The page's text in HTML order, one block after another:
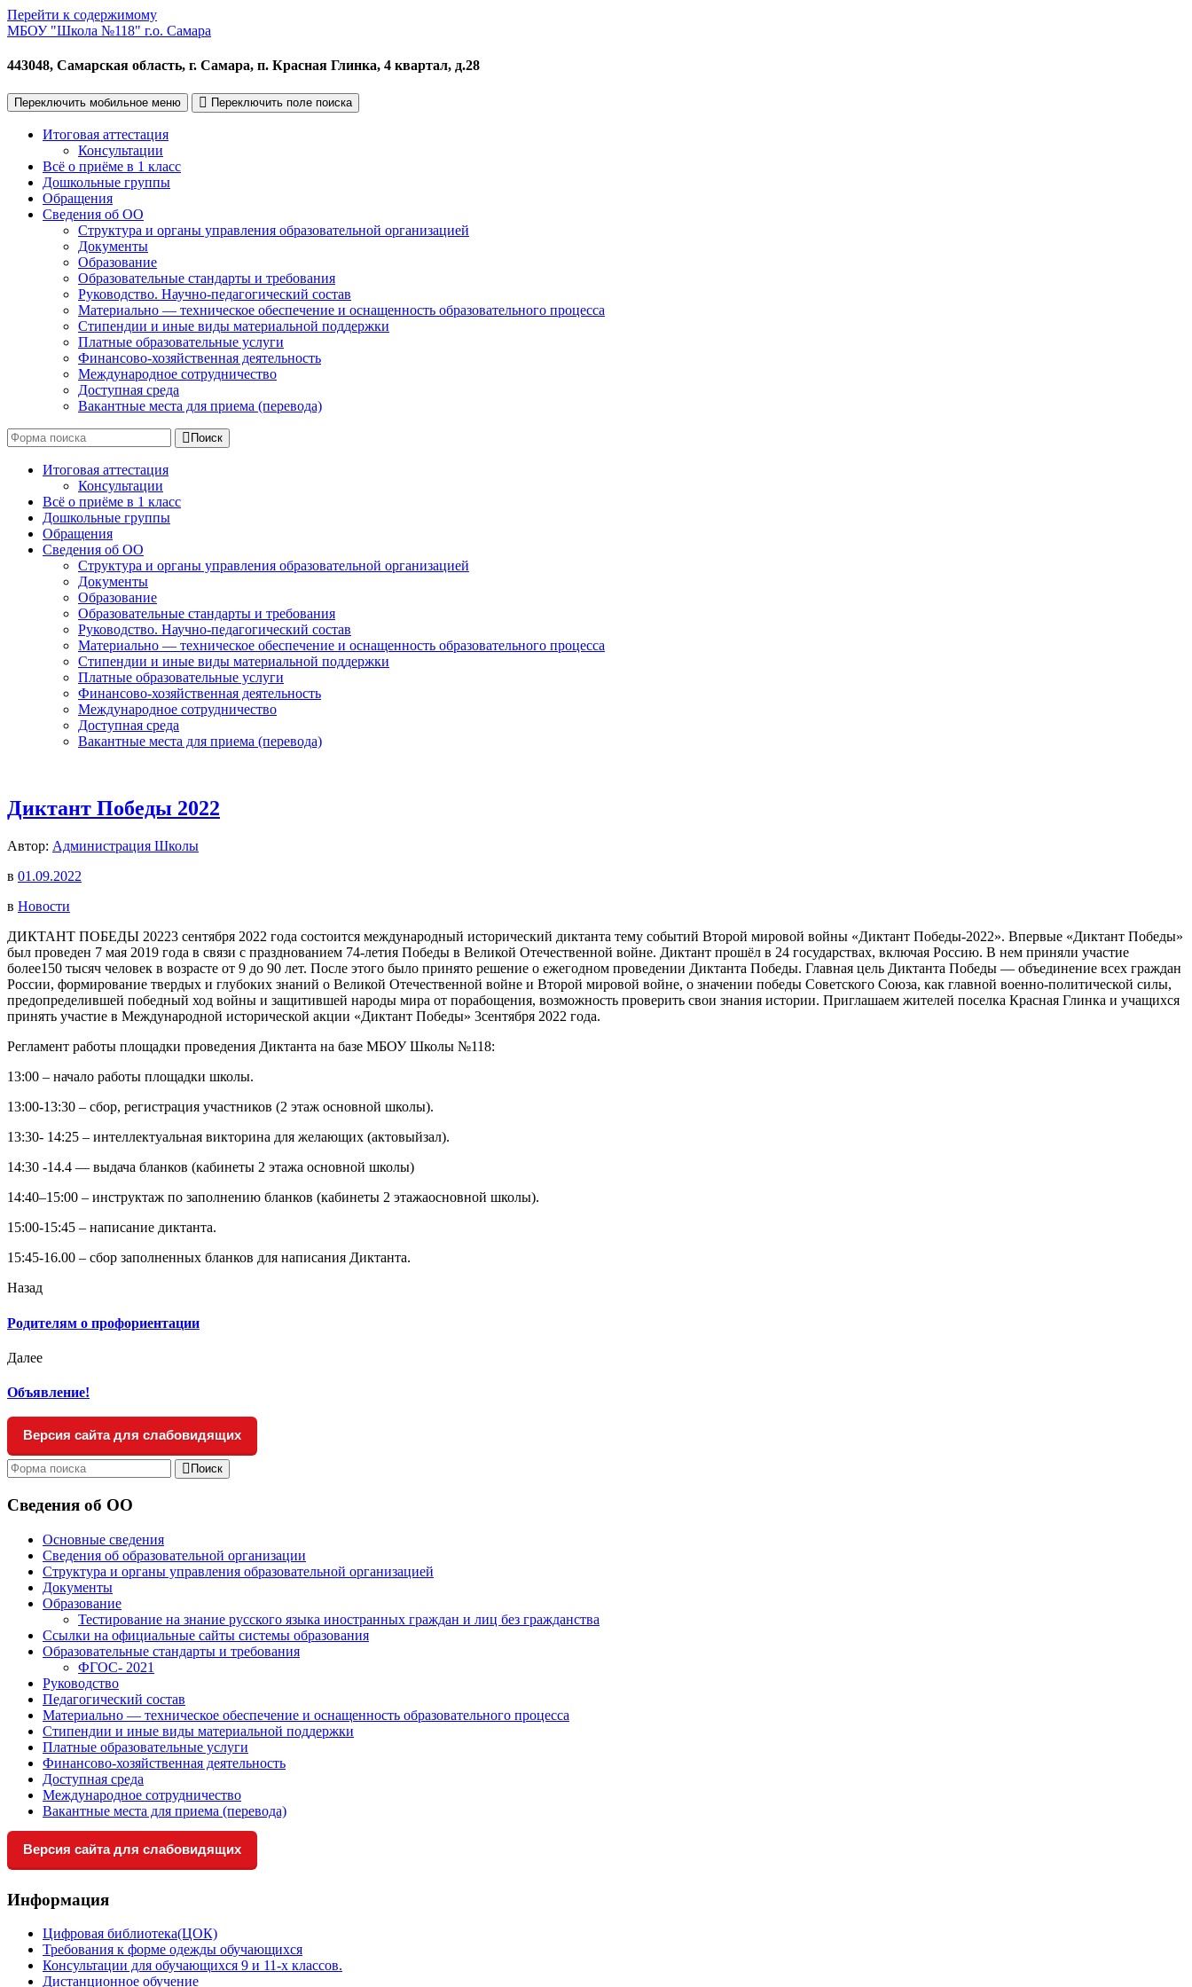
Перейти к содержимому
МБОУ "Школа №118" г.о. Самара
443048, Самарская область, г. Самара, п. Красная Глинка, 4 квартал, д.28
Переключить мобильное меню Переключить поле поиска
Итоговая аттестация
Консультации
Всё о приёме в 1 класс
Дошкольные группы
Обращения
Сведения об ОО
Структура и органы управления образовательной организацией
Документы
Образование
Образовательные стандарты и требования
Руководство. Научно-педагогический состав
Материально — техническое обеспечение и оснащенность образовательного процесса
Стипендии и иные виды материальной поддержки
Платные образовательные услуги
Финансово-хозяйственная деятельность
Международное сотрудничество
Доступная среда
Вакантные места для приема (перевода)
Поиск
Итоговая аттестация
Консультации
Всё о приёме в 1 класс
Дошкольные группы
Обращения
Сведения об ОО
Структура и органы управления образовательной организацией
Документы
Образование
Образовательные стандарты и требования
Руководство. Научно-педагогический состав
Материально — техническое обеспечение и оснащенность образовательного процесса
Стипендии и иные виды материальной поддержки
Платные образовательные услуги
Финансово-хозяйственная деятельность
Международное сотрудничество
Доступная среда
Вакантные места для приема (перевода)
Диктант Победы 2022
Автор: Администрация Школы
в 01.09.2022
в Новости
ДИКТАНТ ПОБЕДЫ 20223 сентября 2022 года состоится международный исторический диктанта тему событий Второй мировой войны «Диктант Победы-2022». Впервые «Диктант Победы»
был проведен 7 мая 2019 года в связи с празднованием 74-летия Победы в Великой Отечественной войне. Диктант прошёл в 24 государствах, включая Россию. В нем приняли участие
более150 тысяч человек в возрасте от 9 до 90 лет. После этого было принято решение о ежегодном проведении Диктанта Победы. Главная цель Диктанта Победы — объединение всех граждан
России, формирование твердых и глубоких знаний о Великой Отечественной войне и Второй мировой войне, о значении победы Советского Союза, как главной военно-политической силы,
предопределившей победный ход войны и защитившей народы мира от порабощения, возможность проверить свои знания истории. Приглашаем жителей поселка Красная Глинка и учащихся
принять участие в Международной исторической акции «Диктант Победы» 3сентября 2022 года.
Регламент работы площадки проведения Диктанта на базе МБОУ Школы №118:
13:00 – начало работы площадки школы.
13:00-13:30 – сбор, регистрация участников (2 этаж основной школы).
13:30- 14:25 – интеллектуальная викторина для желающих (актовыйзал).
14:30 -14.4 — выдача бланков (кабинеты 2 этажа основной школы)
14:40–15:00 – инструктаж по заполнению бланков (кабинеты 2 этажаосновной школы).
15:00-15:45 – написание диктанта.
15:45-16.00 – сбор заполненных бланков для написания Диктанта.
Назад
Родителям о профориентации
Далее
Объявление!
Версия сайта для слабовидящих
Поиск
Сведения об ОО
Основные сведения
Сведения об образовательной организации
Структура и органы управления образовательной организацией
Документы
Образование
Тестирование на знание русского языка иностранных граждан и лиц без гражданства
Ссылки на официальные сайты системы образования
Образовательные стандарты и требования
ФГОС- 2021
Руководство
Педагогический состав
Материально — техническое обеспечение и оснащенность образовательного процесса
Стипендии и иные виды материальной поддержки
Платные образовательные услуги
Финансово-хозяйственная деятельность
Доступная среда
Международное сотрудничество
Вакантные места для приема (перевода)
Версия сайта для слабовидящих
Информация
Цифровая библиотека(ЦОК)
Требования к форме одежды обучающихся
Консультации для обучающихся 9 и 11-х классов.
Дистанционное обучение